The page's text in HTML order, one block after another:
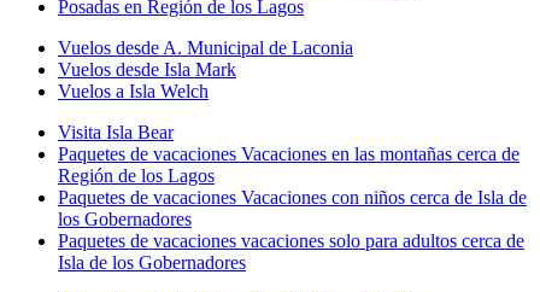
Posadas en Región de los Lagos
Vuelos desde A. Municipal de Laconia
Vuelos desde Isla Mark
Vuelos a Isla Welch
Visita Isla Bear
Paquetes de vacaciones Vacaciones en las montañas cerca de
Región de los Lagos
Paquetes de vacaciones Vacaciones con niños cerca de Isla de
los Gobernadores
Paquetes de vacaciones vacaciones solo para adultos cerca de
Isla de los Gobernadores